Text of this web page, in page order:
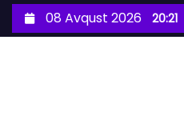
k
08 Avqust 2026 20:21